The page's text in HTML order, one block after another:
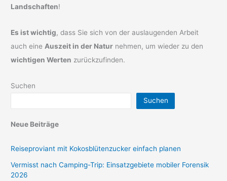
Landschaften!
Es ist wichtig, dass Sie sich von der auslaugenden Arbeit
auch eine Auszeit in der Natur nehmen, um wieder zu den
wichtigen Werten zurückzufinden.
Suchen
Suchen
Neue Beiträge
Reiseproviant mit Kokosblütenzucker einfach planen
Vermisst nach Camping-Trip: Einsatzgebiete mobiler Forensik
2026